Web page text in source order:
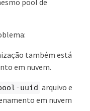
também está
em nuvem.
uuid arquivo e
em nuvem